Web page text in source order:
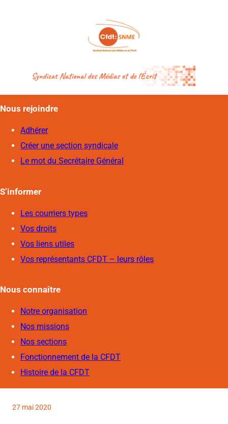
Nous rejoindre
Adhérer
Créer une section syndicale
Le mot du Secrétaire Général
S’informer
Les courriers types
Vos droits
Vos liens utiles
Vos représentants CFDT – leurs rôles
Nous connaître
Notre organisation
Nos missions
Nos sections
Fonctionnement de la CFDT
Histoire de la CFDT
27 mai 2020